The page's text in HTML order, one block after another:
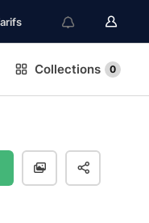
Collections 0